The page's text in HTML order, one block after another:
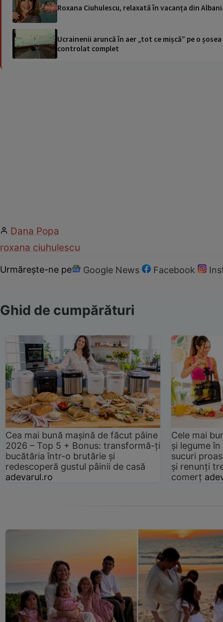
Roxana Ciuhulescu, relaxată în vacanța din
Ucrainenii aruncă în aer „tot ce mișcă” pe o
controlat complet
Dana Popa
roxana ciuhulescu
Urmărește-ne pe Google News Facebook
Ghid de cumpărături
Cea mai bună mașină de făcut pâine
2026 – Top 5 + Bonus: transformă-ți
bucătăria într-o brutărie și
redescoperă gustul pâinii de casă
adevarul.ro
Cele mai
și legume
sucuri
și renunți
comerț